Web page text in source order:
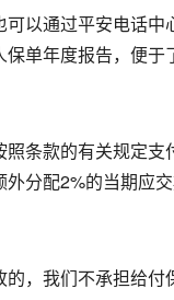
以通过平安电话
单年度报告，便于
条款的有关规定
分配2%的当期应
，我们不承担给付